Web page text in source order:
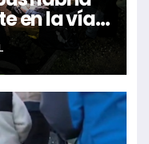
en la vía e